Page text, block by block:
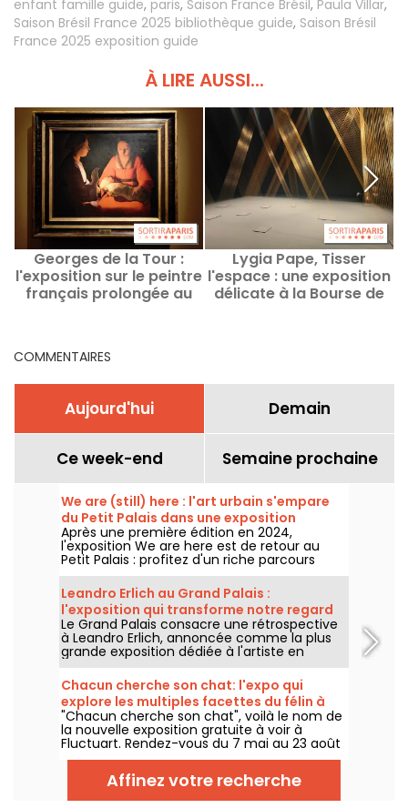
enfant famille guide, paris, Saison France Brésil, Paula Villar,
Saison Brésil France 2025 bibliothèque guide, Saison Brésil
France 2025 exposition guide
À LIRE AUSSI...
Georges de la Tour :
l'exposition sur le peintre
français prolongée au
Lygia Pape, Tisser
l'espace : une exposition
délicate à la Bourse de
COMMENTAIRES
Aujourd'hui Demain
Ce week-end Semaine prochaine
We are (still) here : l'art urbain s'empare
du Petit Palais dans une exposition
gratuite cet été
Après une première édition en 2024,
l'exposition We are here est de retour au
Petit Palais : profitez d'un riche parcours
d'art urbain en plein cœur du musée des
Beaux-Arts. L'exposition est visible
gratuitement du 20 juin au 20 septembre
2026.
Leandro Erlich au Grand Palais :
l'exposition qui transforme notre regard
sur le réel - nos photos
Le Grand Palais consacre une rétrospective
à Leandro Erlich, annoncée comme la plus
grande exposition dédiée à l'artiste en
Europe ! Rendez-vous du 2 juin au 6
septembre 2026 pour découvrir l'univers
singulier de Leandro Erlich, connu pour ses
installations qui brouillent nos repères et
notre perception dans l'espace public.
Chacun cherche son chat: l'expo qui
explore les multiples facettes du félin à
Fluctuart - nos photos
"Chacun cherche son chat", voilà le nom de
la nouvelle exposition gratuite à voir à
Fluctuart. Rendez-vous du 7 mai au 23 août
2026 pour admirer les œuvres d'une dizaine
d'artistes issus de l’art urbain. Pour
l'occasion, Madame, Kraken, Ardif ou encore
Wenna explorent les multiples facettes du
Affinez votre recherche